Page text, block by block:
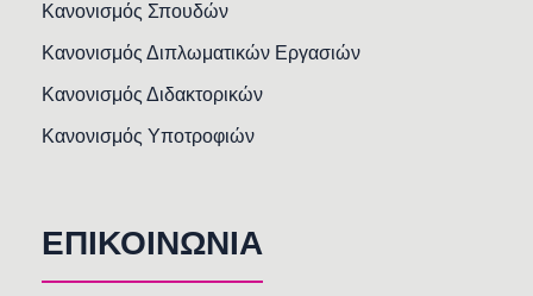
Κανονισμός Σπουδών
Κανονισμός Διπλωματικών Εργασιών
Κανονισμός Διδακτορικών
Κανονισμός Υποτροφιών
ΕΠΙΚΟΙΝΩΝΙΑ